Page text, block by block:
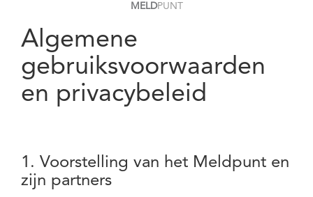
MELDPUNT
Algemene
gebruiksvoorwaarden
en privacybeleid
1. Voorstelling van het Meldpunt en
zijn partners